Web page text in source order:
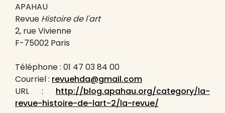
APAHAU
Revue Histoire de l'art
2, rue Vivienne
F-75002 Paris
Téléphone : 01 47 03 84 00
Courriel : revuehda@gmail.com
URL : http://blog.apahau.org/category/la-
revue-histoire-de-lart-2/la-revue/